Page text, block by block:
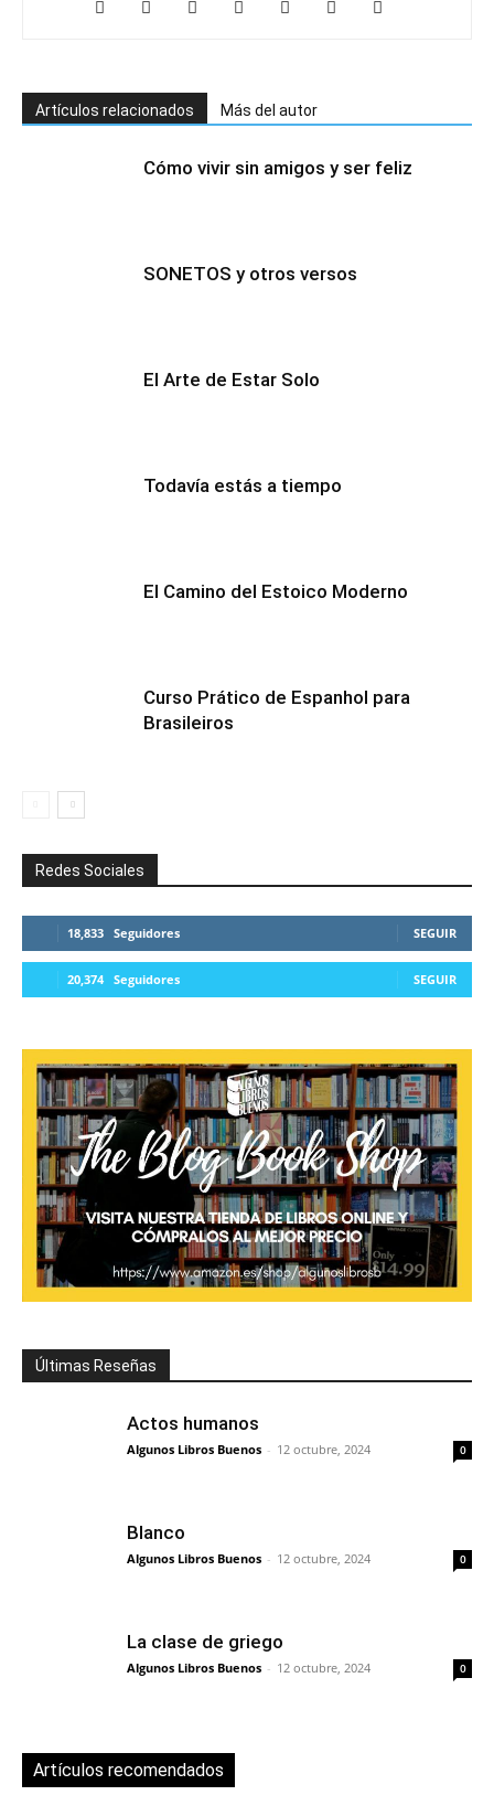
Artículos relacionados Más del autor
Cómo vivir sin amigos y ser feliz
SONETOS y otros versos
El Arte de Estar Solo
Todavía estás a tiempo
El Camino del Estoico Moderno
Curso Prático de Espanhol para
Brasileiros
Redes Sociales
18,833 Seguidores SEGUIR
20,374 Seguidores SEGUIR
Últimas Reseñas
Actos humanos
Algunos Libros Buenos - 12 octubre, 2024 0
Blanco
Algunos Libros Buenos - 12 octubre, 2024 0
La clase de griego
Algunos Libros Buenos - 12 octubre, 2024 0
Artículos recomendados